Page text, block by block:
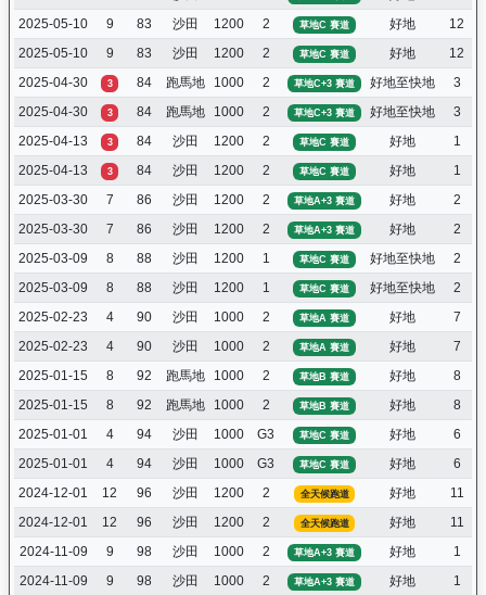
2025-05-10
9 83 沙田 1200 2 草地C 賽道 好地 12
2025-05-10
9 83 沙田 1200 2 草地C 賽道 好地 12
2025-04-30
3 84 跑馬地 1000 2 草地C+3 賽道 好地至快地 3
2025-04-30
3 84 跑馬地 1000 2 草地C+3 賽道 好地至快地 3
2025-04-13
3 84 沙田 1200 2 草地C 賽道 好地 1
2025-04-13
3 84 沙田 1200 2 草地C 賽道 好地 1
2025-03-30
7 86 沙田 1200 2 草地A+3 賽道 好地 2
2025-03-30
7 86 沙田 1200 2 草地A+3 賽道 好地 2
2025-03-09
8 88 沙田 1200 1 草地C 賽道 好地至快地 2
2025-03-09
8 88 沙田 1200 1 草地C 賽道 好地至快地 2
2025-02-23
4 90 沙田 1000 2 草地A 賽道 好地 7
2025-02-23
4 90 沙田 1000 2 草地A 賽道 好地 7
2025-01-15
8 92 跑馬地 1000 2 草地B 賽道 好地 8
2025-01-15
8 92 跑馬地 1000 2 草地B 賽道 好地 8
2025-01-01
4 94 沙田 1000 G3 草地C 賽道 好地 6
2025-01-01
4 94 沙田 1000 G3 草地C 賽道 好地 6
2024-12-01
12 96 沙田 1200 2 全天候跑道 好地 11
2024-12-01
12 96 沙田 1200 2 全天候跑道 好地 11
2024-11-09
9 98 沙田 1000 2 草地A+3 賽道 好地 1
2024-11-09
9 98 沙田 1000 2 草地A+3 賽道 好地 1